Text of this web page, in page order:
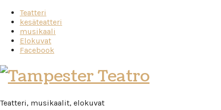
Teatteri
kesäteatteri
musikaali
Elokuvat
Facebook
Tampester
Teatro
Teatteri, musikaalit, elokuvat